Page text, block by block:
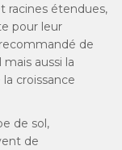
racines étendues,
pour leur
de
aussi la
croissance
de sol,
de